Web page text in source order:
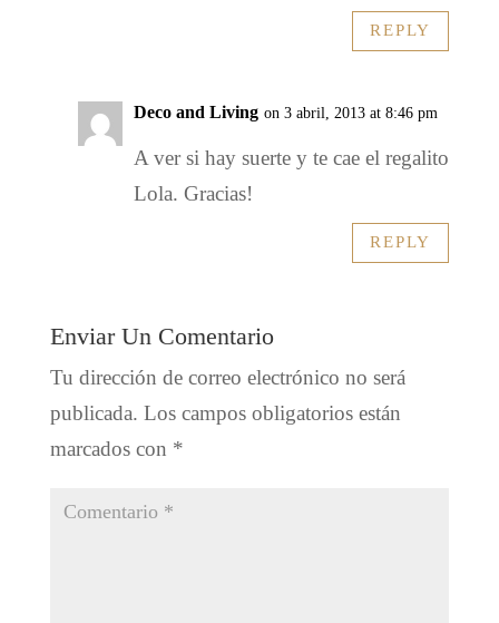
REPLY
Deco and Living on 3 abril, 2013 at 8:46 pm
A ver si hay suerte y te cae el regalito
Lola. Gracias!
REPLY
Enviar Un Comentario
Tu dirección de correo electrónico no será
publicada. Los campos obligatorios están
marcados con *